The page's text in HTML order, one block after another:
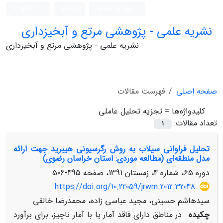
نشریه علمی - پژوهشی مرتع و آبخیزداری
نشریه علمی - پژوهشی مرتع و آبخیزداری
صفحه اصلی
فهرست مقالات
کلیدواژه‌ها = تجزیه تحلیل عاملی
تعداد مقالات:
1
تحلیل فراوانی سیلاب به روش رگرسیونی هیبرید جهت ارائه
مدل منطقه‌ای (مطالعه موردی: استان خراسان رضوی)
دوره 65، شماره 4، زمستان 1391، صفحه
495-506
https://doi.org/10.22059/jrwm.2012.32048
سیدهاشم حسینی، مجید عباسی زاده، محمدرضا خالقی
چکیده در مناطق دارای فاقد آمار یا با آمار ناچیز، برای برآورد